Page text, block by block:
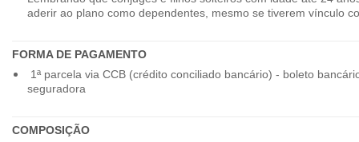
aderir ao plano como dependentes, mesmo se tiverem vínculo
FORMA DE PAGAMENTO
1ª parcela via CCB (crédito conciliado bancário) - boleto
seguradora
COMPOSIÇÃO